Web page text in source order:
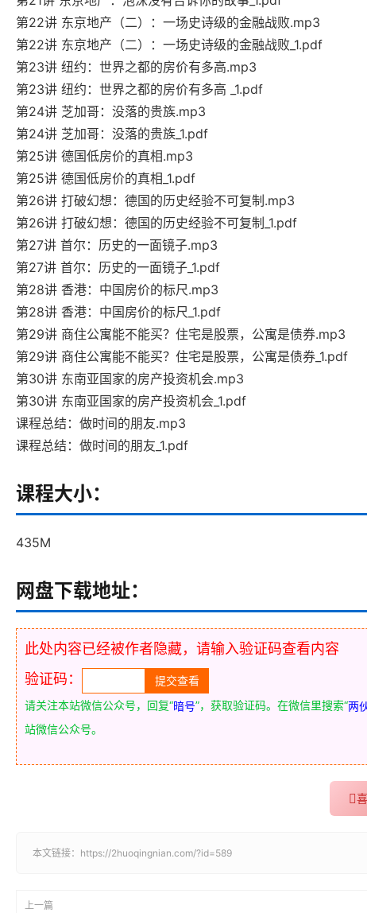
第22讲 东京地产（二）：一场史诗级的金融战败.mp3
第22讲 东京地产（二）：一场史诗级的金融战败_1.pdf
第23讲 纽约：世界之都的房价有多高.mp3
第23讲 纽约：世界之都的房价有多高 _1.pdf
第24讲 芝加哥：没落的贵族.mp3
第24讲 芝加哥：没落的贵族_1.pdf
第25讲 德国低房价的真相.mp3
第25讲 德国低房价的真相_1.pdf
第26讲 打破幻想：德国的历史经验不可复制.mp3
第26讲 打破幻想：德国的历史经验不可复制_1.pdf
第27讲 首尔：历史的一面镜子.mp3
第27讲 首尔：历史的一面镜子_1.pdf
第28讲 香港：中国房价的标尺.mp3
第28讲 香港：中国房价的标尺_1.pdf
第29讲 商住公寓能不能买？住宅是股票，公寓是债券.mp3
第29讲 商住公寓能不能买？住宅是股票，公寓是债券_1.pdf
第30讲 东南亚国家的房产投资机会.mp3
第30讲 东南亚国家的房产投资机会_1.pdf
课程总结：做时间的朋友.mp3
课程总结：做时间的朋友_1.pdf
课程大小：
435M
网盘下载地址：
此处内容已经被作者隐藏，请输入验证码查看内容
验证码：
请关注本站微信公众号，回复“暗号”，获取验证码。在微信里搜索“两
站微信公众号。
本文链接： https://2huoqingnian.com/?id=589
上一篇